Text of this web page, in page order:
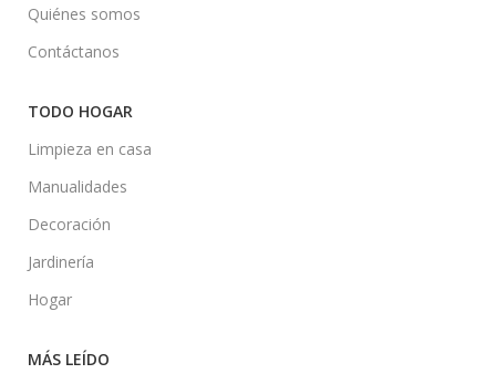
Quiénes somos
Contáctanos
TODO HOGAR
Limpieza en casa
Manualidades
Decoración
Jardinería
Hogar
MÁS LEÍDO